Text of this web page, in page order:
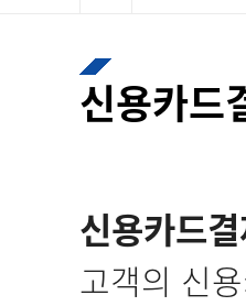
신용카드
신용카드
고객의 신